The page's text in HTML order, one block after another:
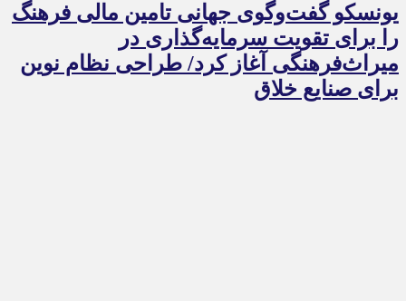
یونسکو گفت‌وگوی جهانی تامین مالی فرهنگ
را برای تقویت سرمایه‌گذاری در
میراث‌فرهنگی آغاز کرد/ طراحی نظام نوین
برای صنایع خلاق